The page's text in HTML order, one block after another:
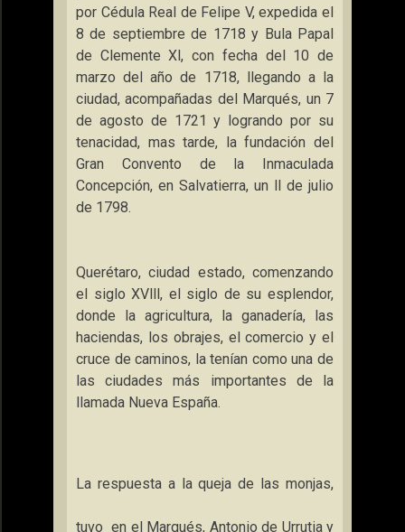
por Cédula Real de Felipe V, expedida el
8 de septiembre de 1718 y Bula Papal
de Clemente Xl, con fecha del 10 de
marzo del año de 1718, llegando a la
ciudad, acompañadas del Marqués, un 7
de agosto de 1721 y logrando por su
tenacidad, mas tarde, la fundación del
Gran Convento de la Inmaculada
Concepción, en Salvatierra, un ll de julio
de 1798.
Querétaro, ciudad estado, comenzando
el siglo XVlll, el siglo de su esplendor,
donde la agricultura, la ganadería, las
haciendas, los obrajes, el comercio y el
cruce de caminos, la tenían como una de
las ciudades más importantes de la
llamada Nueva España.
La respuesta a la queja de las monjas,
tuvo en el Marqués, Antonio de Urrutia y